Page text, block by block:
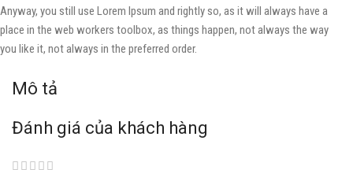
Anyway, you still use Lorem Ipsum and rightly so, as it will always have a
place in the web workers toolbox, as things happen, not always the way
you like it, not always in the preferred order.
Mô tả
Đánh giá của khách hàng